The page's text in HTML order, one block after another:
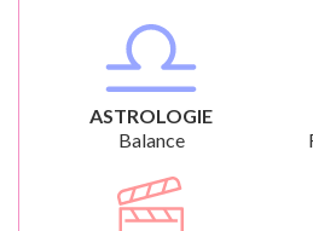
ASTROLOGIE
Balance